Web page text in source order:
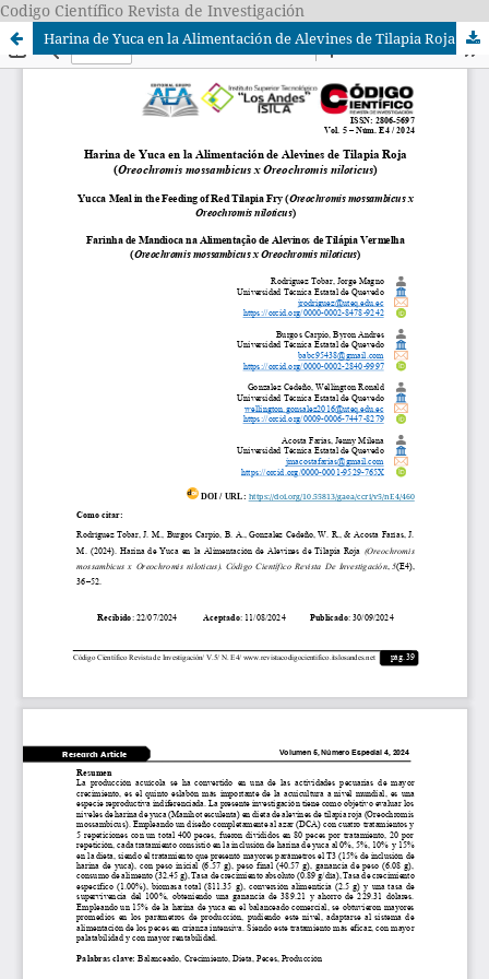
Codigo Científico Revista de Investigación
Harina de Yuca en la Alimentación de Alevines de Tilapia Roja (Oreochromis mossambicus x Oreochromis niloticus)